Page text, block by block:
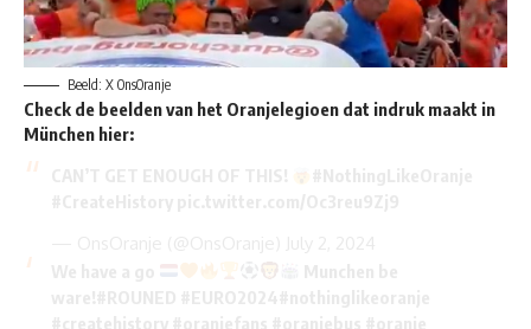
Beeld: X OnsOranje
Check de beelden van het Oranjelegioen dat indruk maakt in
München hier: